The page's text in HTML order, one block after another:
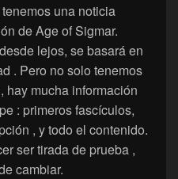
una noticia
de Age of Sigmar.
lejos, se basará en
. Pero no solo tenemos
hay mucha información
: primeros fascículos,
, y todo el contenido.
ser tirada de prueba ,
cambiar.